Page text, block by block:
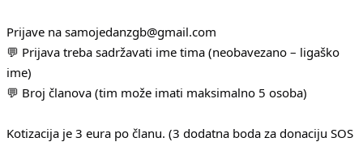
Prijave na samojedanzgb@gmail.com
💬 Prijava treba sadržavati ime tima (neobavezano – ligaško
ime)
💬 Broj članova (tim može imati maksimalno 5 osoba)
Kotizacija je 3 eura po članu. (3 dodatna boda za donaciju SOS